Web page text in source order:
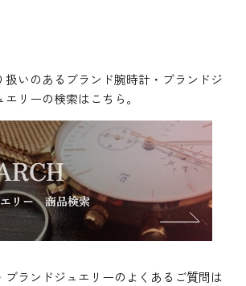
扱いのあるブランド腕時計・ブランドジ
エリーの検索はこちら。
ブランドジュエリーのよくあるご質問は